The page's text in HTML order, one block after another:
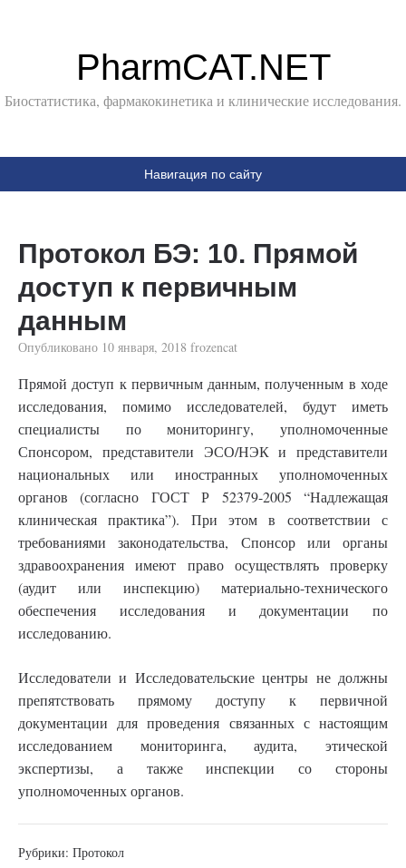
PharmCAT.NET
Биостатистика, фармакокинетика и клинические исследования.
Навигация по сайту
Протокол БЭ: 10. Прямой
доступ к первичным
данным
Опубликовано 10 января, 2018 frozencat
Прямой доступ к первичным данным, полученным в ходе
исследования, помимо исследователей, будут иметь
специалисты по мониторингу, уполномоченные
Спонсором, представители ЭСО/НЭК и представители
национальных или иностранных уполномоченных
органов (согласно ГОСТ Р 52379-2005 “Надлежащая
клиническая практика”). При этом в соответствии с
требованиями законодательства, Спонсор или органы
здравоохранения имеют право осуществлять проверку
(аудит или инспекцию) материально-технического
обеспечения исследования и документации по
исследованию.
Исследователи и Исследовательские центры не должны
препятствовать прямому доступу к первичной
документации для проведения связанных с настоящим
исследованием мониторинга, аудита, этической
экспертизы, а также инспекции со стороны
уполномоченных органов.
Рубрики: Протокол